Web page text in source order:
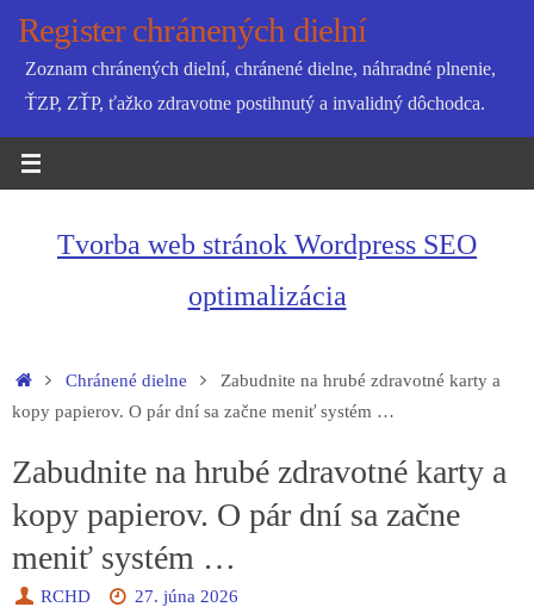
SkipRegister chránených dielní
Zoznam chránených dielní, chránené dielne, náhradné plnenie,
ŤZP, ZŤP, ťažko zdravotne postihnutý a invalidný dôchodca.
Tvorba web stránok Wordpress SEO
optimalizácia
HomeChránené dielne
Zabudnite na hrubé zdravotné karty a
kopy papierov. O pár dní sa začne meniť systém …
Zabudnite na hrubé zdravotné karty a
kopy papierov. O pár dní sa začne
meniť systém …
RCHD
27. júna 2026